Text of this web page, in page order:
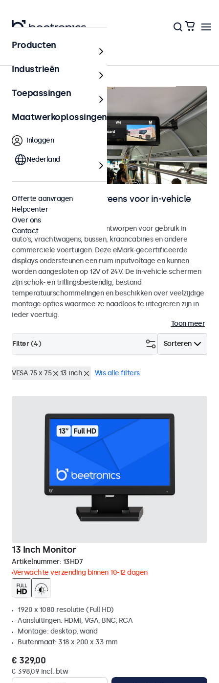
Home
Monitoren en touchscreens voor in-vehicle
gebruik
Monitoren en touchscreens ontworpen voor gebruik in
auto's, vrachtwagens, bussen, kraancabines en andere
commerciele voertuigen. Deze eMark-gecertificeerde
displays ondersteunen een ruim inputvoltage en kunnen
worden aangesloten op 12V of 24V. De in-vehicle schermen
zijn schok- en trillingsbestendig, bestand
temperatuurschommelingen en beschikken over veelzijdige
montage opties waarmee ze naadloos te integreren zijn in
ieder voertuig.
Toon meer
Sorteren
Filter (4)
VESA 75 x 75 13 inch Wis alle filters
13 Inch Monitor
Artikelnummer: 13HD7
Verwachte verzending binnen 10-12 dagen
1920 x 1080 resolutie (Full HD)
Aansluitingen: HDMI, VGA, BNC, RCA
Montage: desktop, wand
Buitenmaat: 318 x 200 x 33 mm
€ 329,00
€ 398,09 incl. btw
Producten
Industrieën
Toepassingen
Maatwerkoplossingen
Inloggen
Nederland
Offerte aanvragen
Helpcenter
Over ons
Contact